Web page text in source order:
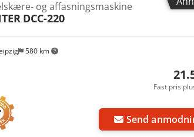
- Vægt 1000 kg
580 km
og affasningsmaskine
DCC-220
Fast pris
Send